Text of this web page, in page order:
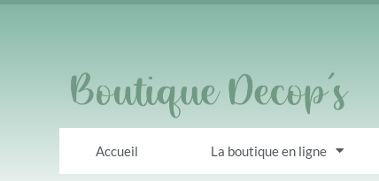
Accueil La boutique en ligne